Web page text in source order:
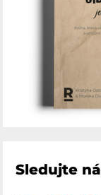
Sledujte